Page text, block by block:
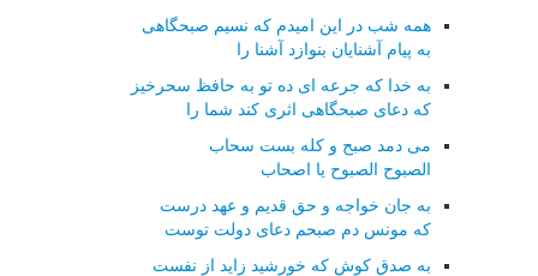
همه شب در این امیدم که نسیم صبحگاهی
به پیام آشنایان بنوازد آشنا را
به خدا که جرعه ای ده تو به حافظ سحرخیز
که دعای صبحگاهی اثری کند شما را
می دمد صبح و کله بست سحاب
الصبوح الصبوح یا اصحاب
به جان خواجه و حق قدیم و عهد درست
که مونس دم صبحم دعای دولت توست
به صدق کوش که خورشید زاید از نفست